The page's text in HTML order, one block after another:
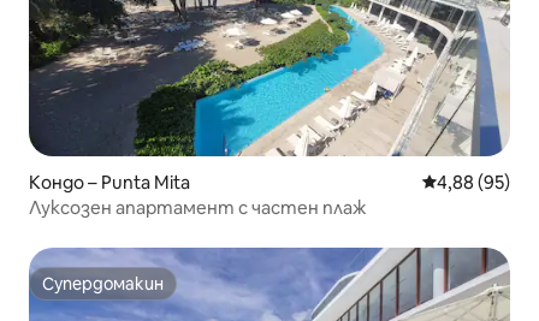
Кондо – Punta Mita Средна
4,88 (95)
Луксозен апартамент с частен плаж
Супердомакин
Супердомакин